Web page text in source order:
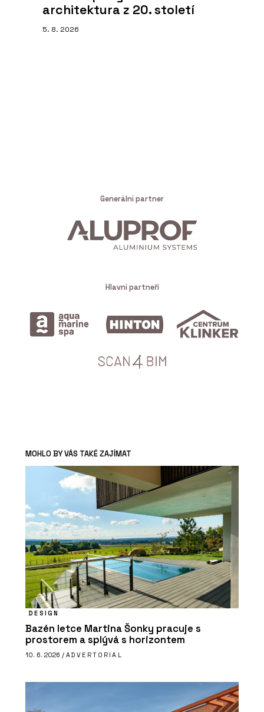
architektura z 20. století
5. 8. 2026
Generální partner
Hlavní partneři
MOHLO BY VÁS TAKÉ ZAJÍMAT
DESIGN
Bazén letce Martina Šonky pracuje s
prostorem a splývá s horizontem
10. 6. 2026 / ADVERTORIAL